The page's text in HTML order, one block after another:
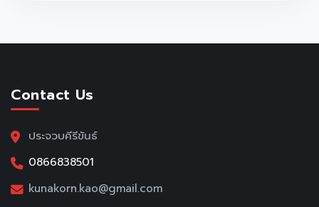
Contact Us
ประจวบคีรีขันธ์
0866838501
kunakorn.kao@gmail.com